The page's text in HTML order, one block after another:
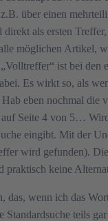
über einen
als ersten Treffer,
möglichen Artikel,
ist bei den
Es wirkt so, als
eben nochmal die
auf Seite 4 von 5…
eingibt. Mit der
wird gefunden).
praktisch keine
das, wenn ich das
Standardsuche teils